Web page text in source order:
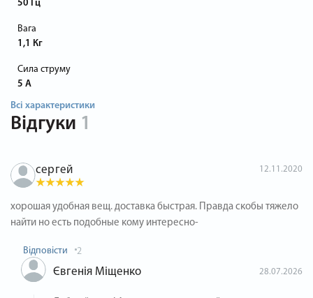
50 Гц
Вага
1,1 Кг
Сила струму
5 А
Всі характеристики
Відгуки 1
сергей 12.11.2020
хорошая удобная вещ. доставка быстрая. Правда скобы тяжело
найти но есть подобные кому интересно-
Відповісти 2
Євгенія Міщенко 28.07.2026